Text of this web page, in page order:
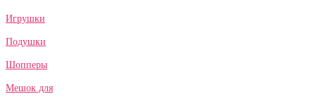
Игрушки
Подушки
Шопперы
Мешок для